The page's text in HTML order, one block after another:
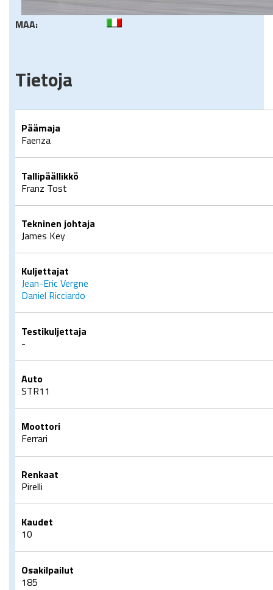
MAA:
Tietoja
Päämaja
Faenza
Tallipäällikkö
Franz Tost
Tekninen johtaja
James Key
Kuljettajat
Jean-Eric Vergne
Daniel Ricciardo
Testikuljettaja
-
Auto
STR11
Moottori
Ferrari
Renkaat
Pirelli
Kaudet
10
Osakilpailut
185